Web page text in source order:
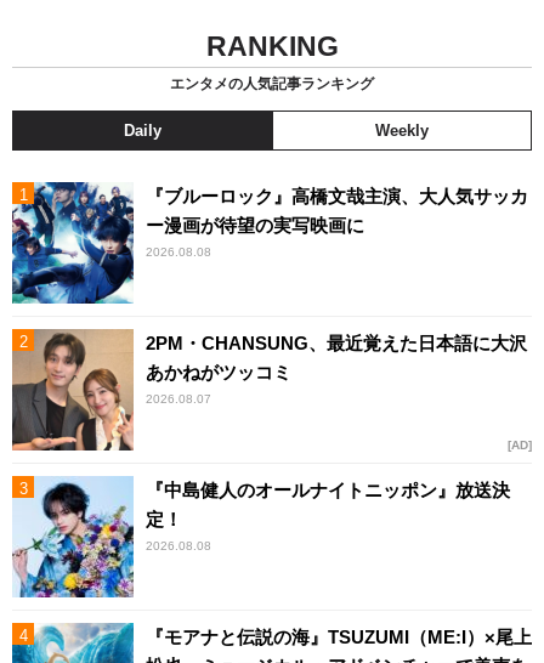
RANKING
エンタメの人気記事ランキング
Daily Weekly
『ブルーロック』高橋文哉主演、大人気サッカ
ー漫画が待望の実写映画に
2026.08.08
2PM・CHANSUNG、最近覚えた日本語に大沢
あかねがツッコミ
2026.08.07
AD
『中島健人のオールナイトニッポン』放送決
定！
2026.08.08
『モアナと伝説の海』TSUZUMI（ME:I）×尾上